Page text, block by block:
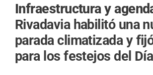
Infraestructura y
Rivadavia habilitó una
parada climatizada y
para los festejos del